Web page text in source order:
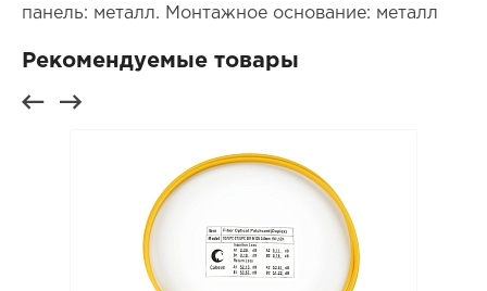
панель: металл. Монтажное основание: металл
Рекомендуемые товары